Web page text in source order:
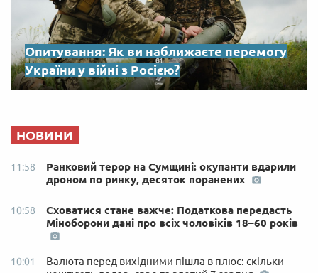
Опитування: Як ви наближаєте перемогу
України у війні з Росією?
НОВИНИ
11:58
Ранковий терор на Сумщині: окупанти вдарили
дроном по ринку, десяток поранених
10:58
Сховатися стане важче: Податкова передасть
Міноборони дані про всіх чоловіків 18–60 років
10:01
Валюта перед вихідними пішла в плюс: скільки